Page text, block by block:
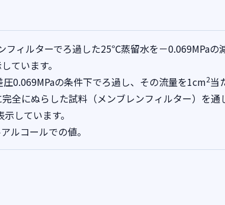
ィルターでろ過した25℃蒸留水を－0.069MPaの
ています。
0.069MPaの条件下でろ過し、その流量を1cm2当
全にぬらした試料（メンブレンフィルター）を通
しています。
ルコールでの値。